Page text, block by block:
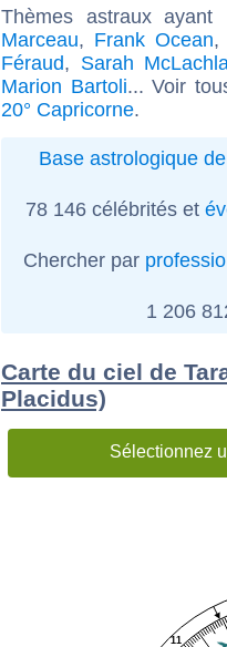
Thèmes astraux
Marceau, Frank Ocean
Féraud, Sarah
Marion Bartoli... Voir
20° Capricorne.
Base astrologique
78 146 célébrités et
Chercher par
1 206
Carte du ciel de
Placidus)
Sélectionnez
11